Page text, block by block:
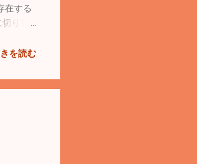
在する
り替
とし
も
を読む